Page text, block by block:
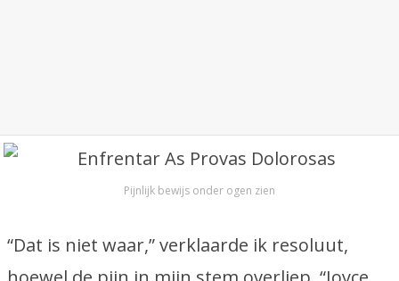
Pijnlijk bewijs onder ogen zien
“Dat is niet waar,” verklaarde ik resoluut,